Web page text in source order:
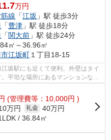
万円
線 「江坂 」駅 徒歩3分
「豊津 」駅 徒歩18分
「関大前 」駅 徒歩24分
㎡～36.96㎡
市江坂町 １丁目18-15
坂駅にも近くて便利。外壁はタイ
平坦な場所にあるマンションなら
(管理費等：10,000円 )
万円 礼金 40万円
/ 36.84㎡